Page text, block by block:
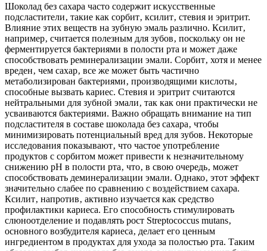
Шоколад без сахара часто содержит искусственные
подсластители‚ такие как сорбит‚ ксилит‚ стевия и эритрит.
Влияние этих веществ на зубную эмаль различно. Ксилит‚
например‚ считается полезным для зубов‚ поскольку он не
ферментируется бактериями в полости рта и может даже
способствовать реминерализации эмали. Сорбит‚ хотя и менее
вреден‚ чем сахар‚ все же может быть частично
метаболизирован бактериями‚ производящими кислоты‚
способные вызвать кариес. Стевия и эритрит считаются
нейтральными для зубной эмали‚ так как они практически не
усваиваются бактериями. Важно обращать внимание на тип
подсластителя в составе шоколада без сахара‚ чтобы
минимизировать потенциальный вред для зубов. Некоторые
исследования показывают‚ что частое употребление
продуктов с сорбитом может привести к незначительному
снижению pH в полости рта‚ что‚ в свою очередь‚ может
способствовать деминерализации эмали. Однако‚ этот эффект
значительно слабее по сравнению с воздействием сахара.
Ксилит‚ напротив‚ активно изучается как средство
профилактики кариеса. Его способность стимулировать
слюноотделение и подавлять рост Streptococcus mutans‚
основного возбудителя кариеса‚ делает его ценным
ингредиентом в продуктах для ухода за полостью рта. Таким